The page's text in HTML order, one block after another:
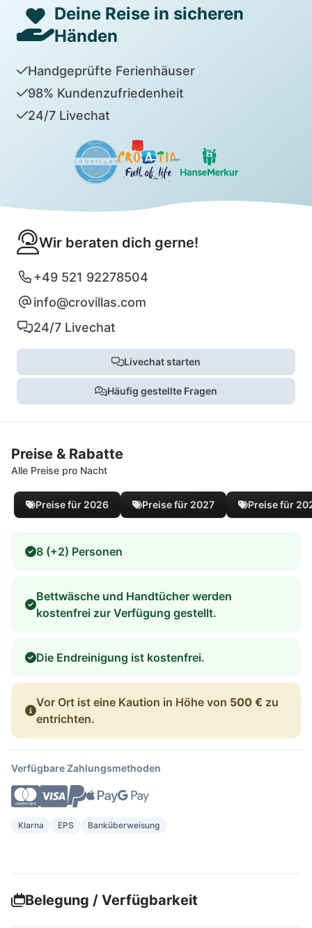
Deine Reise in sicheren
Händen
Handgeprüfte Ferienhäuser
98% Kundenzufriedenheit
24/7 Livechat
Wir beraten dich gerne!
+49 521 92278504
info@crovillas.com
24/7 Livechat
Livechat starten
Häufig gestellte Fragen
Preise & Rabatte
Alle Preise pro Nacht
Preise für 2026 Preise für 2027 Preise für
8 (+2) Personen
Bettwäsche und Handtücher werden
kostenfrei zur Verfügung gestellt.
Die Endreinigung ist kostenfrei.
Vor Ort ist eine Kaution in Höhe von 500 € zu
entrichten.
Verfügbare Zahlungsmethoden
Klarna EPS Banküberweisung
Belegung / Verfügbarkeit